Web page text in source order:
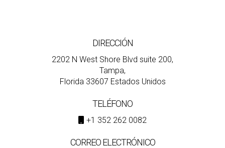
DIRECCIÓN
2202 N West Shore Blvd suite 200,
Tampa,
Florida 33607 Estados Unidos
TELÉFONO
+1 352 262 0082
CORREO ELECTRÓNICO